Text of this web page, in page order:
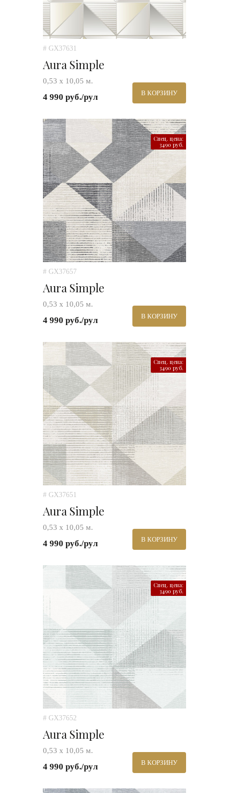
# GX37631
Aura Simple
0,53 х 10,05 м.
4 990 руб./рул В КОРЗИНУ
Спец. цена:
3490 руб.
# GX37657
Aura Simple
0,53 х 10,05 м.
4 990 руб./рул В КОРЗИНУ
Спец. цена:
3490 руб.
# GX37651
Aura Simple
0,53 х 10,05 м.
4 990 руб./рул В КОРЗИНУ
Спец. цена:
3490 руб.
# GX37652
Aura Simple
0,53 х 10,05 м.
4 990 руб./рул В КОРЗИНУ